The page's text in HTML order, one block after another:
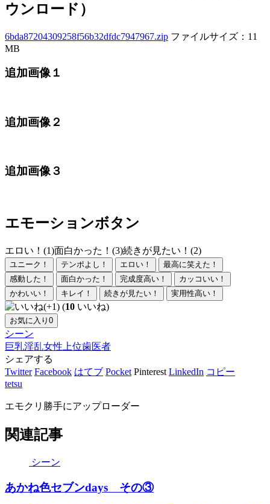
ウンロード）
6bda87204309258f56b32dfdc7947967.zip ファイルサイズ：11
MB
追加画像１
追加画像２
追加画像３
エモーションボタン
エロい！(1)面白かった！(3)続きが見たい！(2)
ユニーク！ テンポよし！ エロい！
最高に笑えた！
感動した！
面白かった！ 完成度高い！
カッコいい！
かわいい！
キレイ！ 続きが見たい！ 実用性高い！
(10 いいね)
お気に入り 0
シーン
巨乳淫乱女性上位歯医者
シェアする
Twitter Facebook はてブ Pocket Pinterest LinkedIn コピー
tetsu
エモクリ勝手にアップローダー
関連記事
シーン
あかね色セブンdays その③